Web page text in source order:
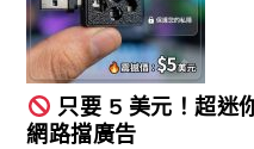
只要 5 美元！超迷
網路擋廣告